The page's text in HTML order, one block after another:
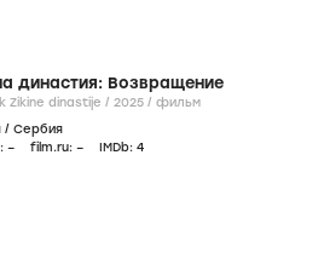
династия: Возвращение
Povratak Zikine dinastije / 2025 / фильм
/ Сербия
– film.ru: – IMDb: 4